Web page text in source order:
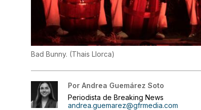
Bad Bunny. (Thais Llorca)
Por Andrea Guemárez Soto
Periodista de Breaking News
andrea.guemarez@gfrmedia.com